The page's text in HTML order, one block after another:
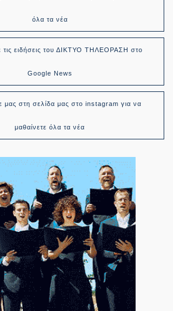
όλα τα νέα
τις ειδήσεις του ΔΙΚΤΥΟ ΤΗΛΕΟΡΑΣΗ στο
Google News
μας στη σελίδα μας στο instagram για να
μαθαίνετε όλα τα νέα